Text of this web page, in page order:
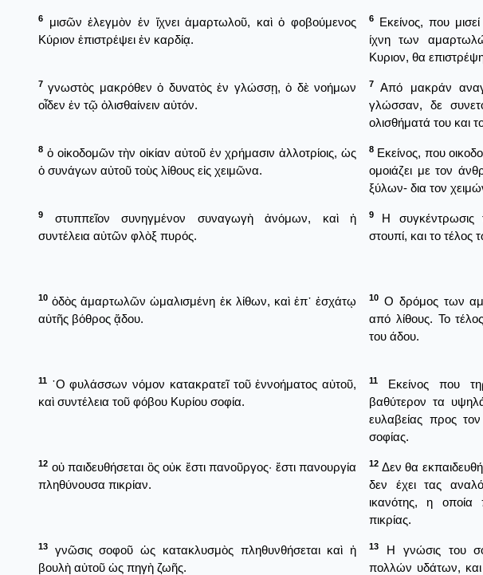
6
μισῶν ἐλεγμὸν ἐν ἴχνει ἁμαρτωλοῦ, καὶ ὁ φοβούμενος
Κύριον ἐπιστρέψει ἐν καρδίᾳ.
6
Εκείνος, που
ίχνη των
Κυριον, θα
7 γνωστὸς μακρόθεν ὁ δυνατὸς ἐν γλώσσῃ, ὁ δὲ νοήμων
οἶδεν ἐν τῷ ὀλισθαίνειν αὐτόν.
7
Από μακράν
γλώσσαν, δε
ολισθήματά του και
8 ὁ οἰκοδομῶν τὴν οἰκίαν αὐτοῦ ἐν χρήμασιν ἀλλοτρίοις, ὡς
ὁ συνάγων αὐτοῦ τοὺς λίθους εἰς χειμῶνα.
8 Εκείνος, που
ομοιάζει με τον
ξύλων- δια τον
9
στυππεῖον συνηγμένον συναγωγὴ ἀνόμων, καὶ ἡ
συντέλεια αὐτῶν φλὸξ πυρός.
9
Η
στουπί, και το τέλος
10 ὁδὸς ἁμαρτωλῶν ὡμαλισμένη ἐκ λίθων, καὶ ἐπ᾿ ἐσχάτῳ
αὐτῆς βόθρος ᾅδου.
10 Ο δρόμος των
από λίθους. Το
του άδου.
11 ῾Ο φυλάσσων νόμον κατακρατεῖ τοῦ ἐννοήματος αὐτοῦ,
καὶ συντέλεια τοῦ φόβου Κυρίου σοφία.
11
Εκείνος που
βαθύτερον τα
ευλαβείας προς
σοφίας.
12 οὐ παιδευθήσεται ὃς οὐκ ἔστι πανοῦργος· ἔστι πανουργία
πληθύνουσα πικρίαν.
12 Δεν θα
δεν έχει τας
ικανότης, η οποία
πικρίας.
13
γνῶσις σοφοῦ ὡς κατακλυσμὸς πληθυνθήσεται καὶ ἡ
βουλὴ αὐτοῦ ὡς πηγὴ ζωῆς.
13
Η γνώσις του
πολλών υδάτων, και